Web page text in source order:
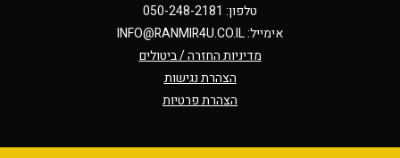
טלפון: 050-248-2181
אימייל:INFO@RANMIR4U.CO.IL
מדיניות החזרה / ביטולים
הצהרת נגישות
הצהרת פרטיות